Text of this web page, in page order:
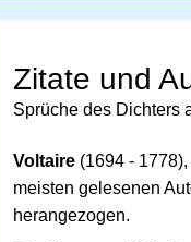
Zitate und
Sprüche des Dichters
Voltaire (1694 -
meisten gelesenen
herangezogen.